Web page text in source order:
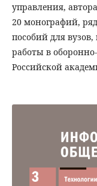
управления,
20 монографий,
пособий для
работы в
Российской